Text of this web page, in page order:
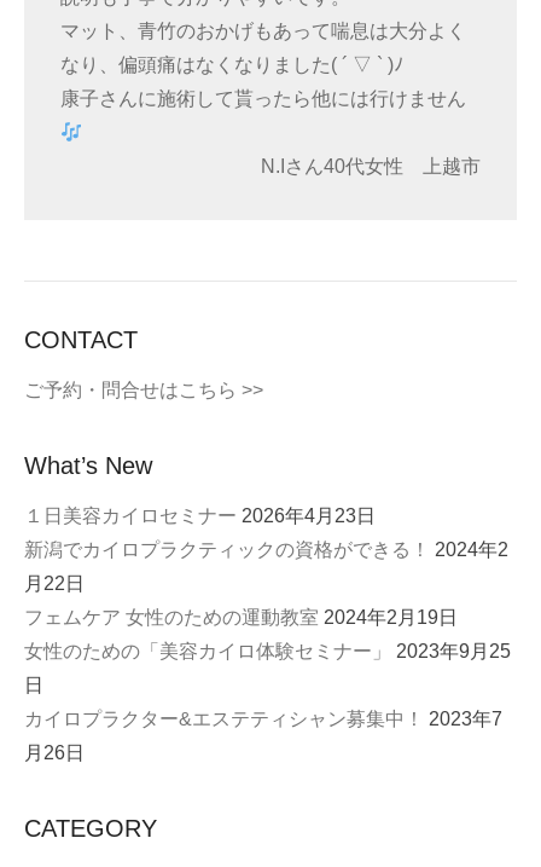
マット、青竹のおかげもあって喘息は大分よく
なり、偏頭痛はなくなりました( ´ ▽ ` )ﾉ
康子さんに施術して貰ったら他には行けません
N.Iさん40代女性 上越市
CONTACT
ご予約・問合せはこちら >>
What’s New
１日美容カイロセミナー 2026年4月23日
新潟でカイロプラクティックの資格ができる！
2024年2
月22日
フェムケア 女性のための運動教室 2024年2月19日
女性のための「美容カイロ体験セミナー」
2023年9月25
日
カイロプラクター&エステティシャン募集中！
2023年7
月26日
CATEGORY